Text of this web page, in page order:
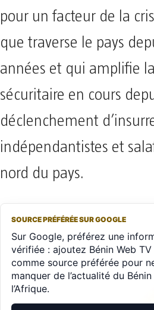
pour un facteur de la
que traverse le pays
années et qui amplifie
sécuritaire en cours
déclenchement
indépendantistes et
nord du pays.
SOURCE PRÉFÉRÉE SUR GOOGLE
Sur Google, préférez une
vérifiée : ajoutez Bénin Web TV
comme source préférée pour
manquer de l’actualité du
l’Afrique.